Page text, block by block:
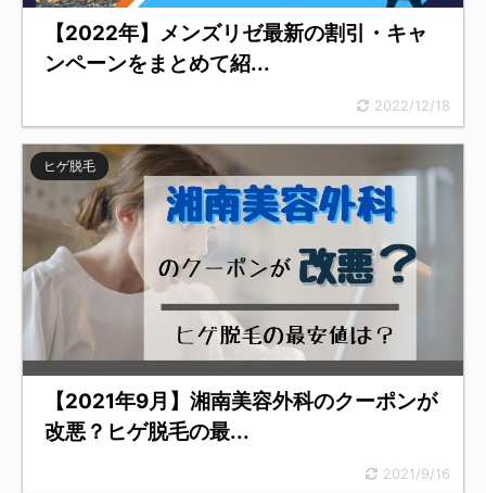
【2022年】メンズリゼ最新の割引・キャ
ンペーンをまとめて紹...
2022/12/18
ヒゲ脱毛
【2021年9月】湘南美容外科のクーポンが
改悪？ヒゲ脱毛の最...
2021/9/16